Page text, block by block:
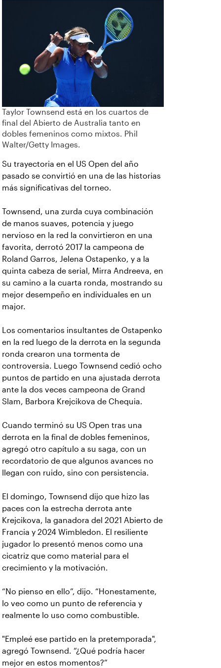
Taylor Townsend está en los cuartos de
final del Abierto de Australia tanto en
dobles femeninos como mixtos. Phil
Walter/Getty Images.
Su trayectoria en el US Open del año
pasado se convirtió en una de las historias
más significativas del torneo.
Townsend, una zurda cuya combinación
de manos suaves, potencia y juego
nervioso en la red la convirtieron en una
favorita, derrotó 2017 la campeona de
Roland Garros, Jelena Ostapenko, y a la
quinta cabeza de serial, Mirra Andreeva, en
su camino a la cuarta ronda, mostrando su
mejor desempeño en individuales en un
major.
Los comentarios insultantes de Ostapenko
en la red luego de la derrota en la segunda
ronda crearon una tormenta de
controversia. Luego Townsend cedió ocho
puntos de partido en una ajustada derrota
ante la dos veces campeona de Grand
Slam, Barbora Krejcikova de Chequia.
Cuando terminó su US Open tras una
derrota en la final de dobles femeninos,
agregó otro capítulo a su saga, con un
recordatorio de que algunos avances no
llegan con ruido, sino con persistencia.
El domingo, Townsend dijo que hizo las
paces con la estrecha derrota ante
Krejcikova, la ganadora del 2021 Abierto de
Francia y 2024 Wimbledon. El resiliente
jugador lo presentó menos como una
cicatriz que como material para el
crecimiento y la motivación.
“No pienso en ello”, dijo. “Honestamente,
lo veo como un punto de referencia y
realmente lo uso como combustible.
"Empleé ese partido en la pretemporada",
agregó Townsend. “¿Qué podría hacer
mejor en estos momentos?”